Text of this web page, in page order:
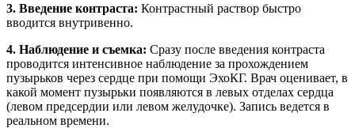
3. Введение контраста: Контрастный раствор быстро
вводится внутривенно.
4. Наблюдение и съемка: Сразу после введения контраста
проводится интенсивное наблюдение за прохождением
пузырьков через сердце при помощи ЭхоКГ. Врач оценивает, в
какой момент пузырьки появляются в левых отделах сердца
(левом предсердии или левом желудочке). Запись ведется в
реальном времени.